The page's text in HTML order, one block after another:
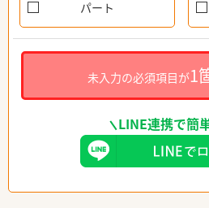
パート
未入力の必須項目が1
LINE連携で簡